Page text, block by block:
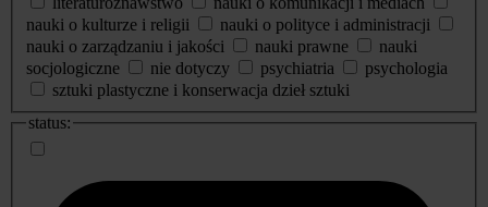
nauki o kulturze i religii
nauki o polityce i administracji
nauki o zarządzaniu i jakości
nauki prawne
nauki
socjologiczne
nie dotyczy psychiatria
psychologia
sztuki plastyczne i konserwacja dzieł sztuki
status: